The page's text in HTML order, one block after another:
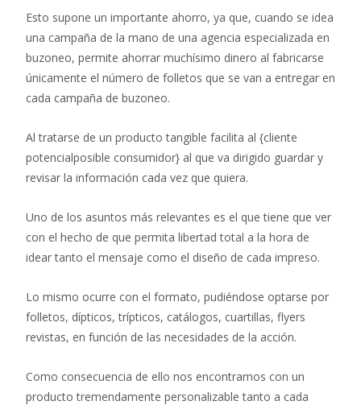
Esto supone un importante ahorro, ya que, cuando se idea
una campaña de la mano de una agencia especializada en
buzoneo, permite ahorrar muchísimo dinero al fabricarse
únicamente el número de folletos que se van a entregar en
cada campaña de buzoneo.
Al tratarse de un producto tangible facilita al {cliente
potencialposible consumidor} al que va dirigido guardar y
revisar la información cada vez que quiera.
Uno de los asuntos más relevantes es el que tiene que ver
con el hecho de que permita libertad total a la hora de
idear tanto el mensaje como el diseño de cada impreso.
Lo mismo ocurre con el formato, pudiéndose optarse por
folletos, dípticos, trípticos, catálogos, cuartillas, flyers
revistas, en función de las necesidades de la acción.
Como consecuencia de ello nos encontramos con un
producto tremendamente personalizable tanto a cada